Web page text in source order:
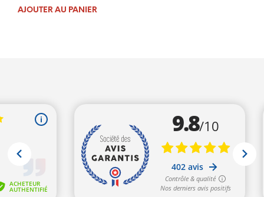
prix
prix
AJOUTER AU PANIER